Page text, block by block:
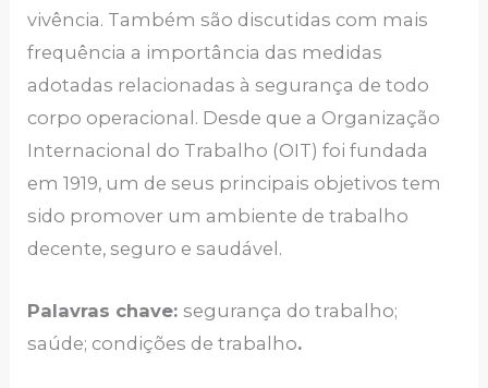
vivência. Também são discutidas com mais
frequência a importância das medidas
adotadas relacionadas à segurança de todo
corpo operacional. Desde que a Organização
Internacional do Trabalho (OIT) foi fundada
em 1919, um de seus principais objetivos tem
sido promover um ambiente de trabalho
decente, seguro e saudável.
Palavras chave:segurança do trabalho;
saúde; condições de trabalho.